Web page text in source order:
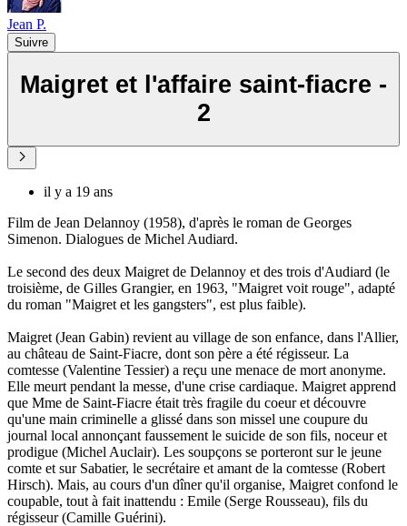
Jean P.
Suivre
Maigret et l'affaire saint-fiacre -
2
il y a 19 ans
Film de Jean Delannoy (1958), d'après le roman de Georges
Simenon. Dialogues de Michel Audiard.
Le second des deux Maigret de Delannoy et des trois d'Audiard (le
troisième, de Gilles Grangier, en 1963, "Maigret voit rouge", adapté
du roman "Maigret et les gangsters", est plus faible).
Maigret (Jean Gabin) revient au village de son enfance, dans l'Allier,
au château de Saint-Fiacre, dont son père a été régisseur. La
comtesse (Valentine Tessier) a reçu une menace de mort anonyme.
Elle meurt pendant la messe, d'une crise cardiaque. Maigret apprend
que Mme de Saint-Fiacre était très fragile du coeur et découvre
qu'une main criminelle a glissé dans son missel une coupure du
journal local annonçant faussement le suicide de son fils, noceur et
prodigue (Michel Auclair). Les soupçons se porteront sur le jeune
comte et sur Sabatier, le secrétaire et amant de la comtesse (Robert
Hirsch). Mais, au cours d'un dîner qu'il organise, Maigret confond le
coupable, tout à fait inattendu : Emile (Serge Rousseau), fils du
régisseur (Camille Guérini).